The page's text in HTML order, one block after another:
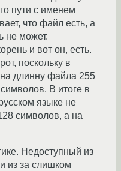
пути с именем
что файл есть, а
не может.
и вот он, есть.
поскольку в
длинну файла 255
В итоге в
языке не
символов, а на
Недоступный из
из за слишком